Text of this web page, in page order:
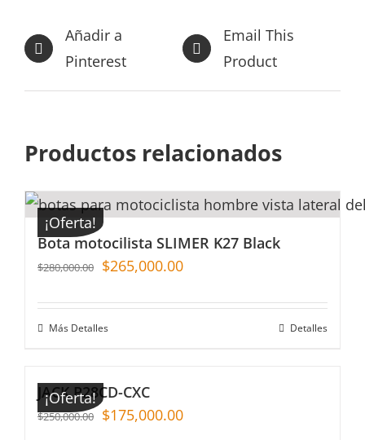
Añadir a
Pinterest
Email This
Product
Productos relacionados
¡Oferta!
Bota motocilista SLIMER K27 Black
$280,000.00 $265,000.00
Más Detalles Detalles
¡Oferta!
JACK P28CD-CXC
$250,000.00 $175,000.00